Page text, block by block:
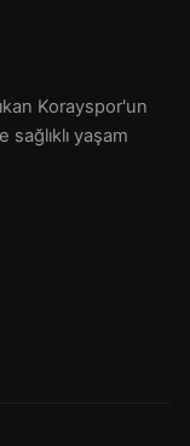
Korayspor'un
yaşam